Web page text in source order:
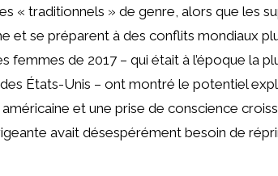
« traditionnels » de genre, alors que les
et se préparent à des conflits mondiaux
femmes de 2017 – qui était à l’époque la
États-Unis – ont montré le potentiel
et une prise de conscience
avait désespérément besoin de